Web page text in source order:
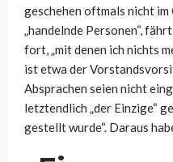
geschehen oftmals nicht im
„handelnde Personen“,
fort, „mit denen ich nichts
ist etwa der
Absprachen seien nicht
letztendlich „der Einzige“
gestellt wurde“. Daraus